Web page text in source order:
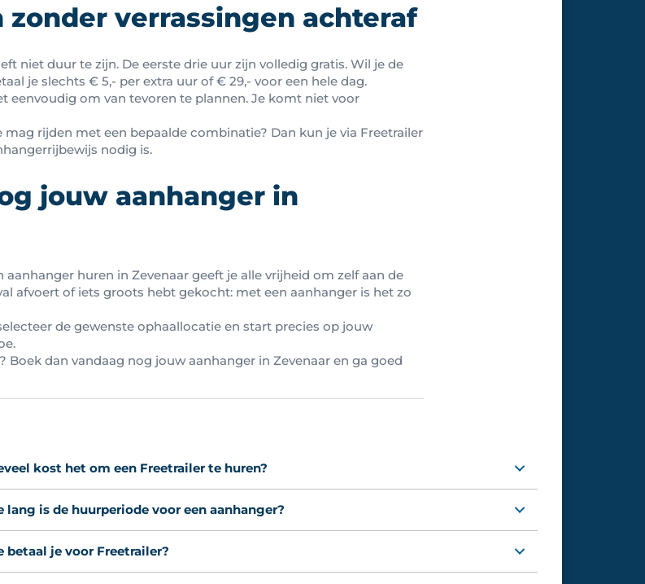
zonder verrassingen achteraf
niet duur te zijn. De eerste drie uur zijn volledig gratis. Wil je de
je slechts € 5,- per extra uur of € 29,- voor een hele dag.
eenvoudig om van tevoren te plannen. Je komt niet voor
rijden met een bepaalde combinatie? Dan kun je via Freetrailer
nodig is.
jouw aanhanger in
aanhanger huren in Zevenaar geeft je alle vrijheid om zelf aan de
afvoert of iets groots hebt gekocht: met een aanhanger is het zo
de gewenste ophaallocatie en start precies op jouw
Boek dan vandaag nog jouw aanhanger in Zevenaar en ga goed
kost het om een Freetrailer te huren?
lang is de huurperiode voor een aanhanger?
betaal je voor Freetrailer?